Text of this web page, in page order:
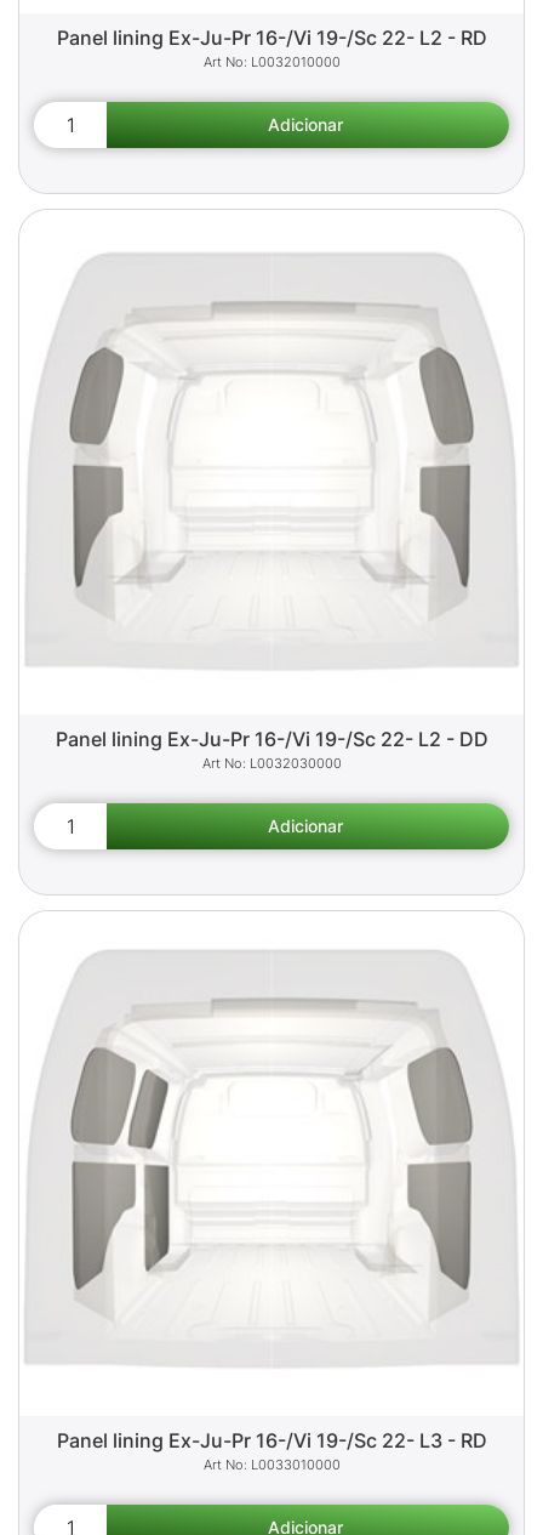
Panel lining Ex-Ju-Pr 16-/Vi 19-/Sc 22- L2 - RD
L0032010000
Panel lining Ex-Ju-Pr 16-/Vi 19-/Sc 22- L2 - DD
L0032030000
Panel lining Ex-Ju-Pr 16-/Vi 19-/Sc 22- L3 - RD
L0033010000